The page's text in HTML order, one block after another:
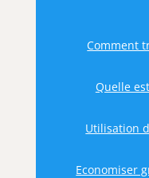
Comment
Quelle
Utilisation
Economiser